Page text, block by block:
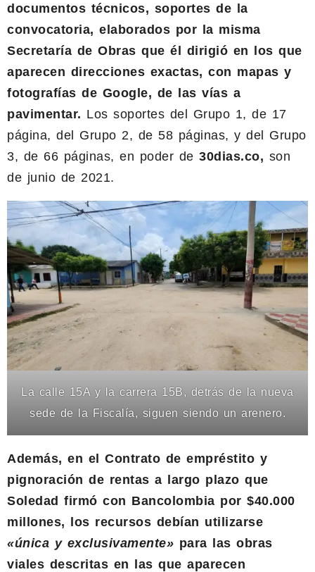
documentos técnicos, soportes de la
convocatoria, elaborados por la misma
Secretaría de Obras que él dirigió en los que
aparecen direcciones exactas, con mapas y
fotografías de Google, de las vías a
pavimentar. Los soportes del Grupo 1, de 17
página, del Grupo 2, de 58 páginas, y del Grupo
3, de 66 páginas, en poder de 30dias.co, son
de junio de 2021.
La calle 15A y la carrera 15B, detrás de la nueva
sede de la Fiscalía, siguen siendo un arenero.
Además, en el Contrato de empréstito y
pignoración de rentas a largo plazo que
Soledad firmó con Bancolombia por $40.000
millones, los recursos debían utilizarse
«única y exclusivamente» para las obras
viales descritas en las que aparecen